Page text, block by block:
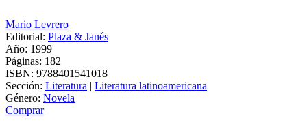
Mario Levrero
Editorial: Plaza & Janés
Año: 1999
Páginas: 182
ISBN: 9788401541018
Sección: Literatura | Literatura latinoamericana
Género: Novela
Comprar